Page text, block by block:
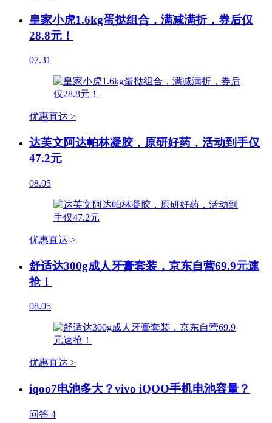
皇家小虎1.6kg蛋挞组合，满减满折，券后仅
28.8元！
07.31
优惠直达 >
达芙文阿达帕林凝胶，原研好药，活动到手仅
47.2元
08.05
优惠直达 >
舒适达300g成人牙膏套装，京东自营69.9元速
抢！
08.05
优惠直达 >
iqoo7电池多大？vivo iQOO手机电池容量？
问答 4